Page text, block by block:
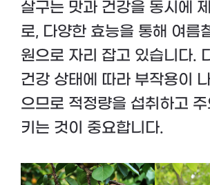
살구는 맛과 건강을 동시에
로, 다양한 효능을 통해 여름
원으로 자리 잡고 있습니다.
건강 상태에 따라 부작용이
으므로 적정량을 섭취하고 주
키는 것이 중요합니다.